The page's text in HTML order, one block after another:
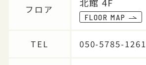
フロア
北館 4F
FLOOR MAP
TEL 050-5785-1261